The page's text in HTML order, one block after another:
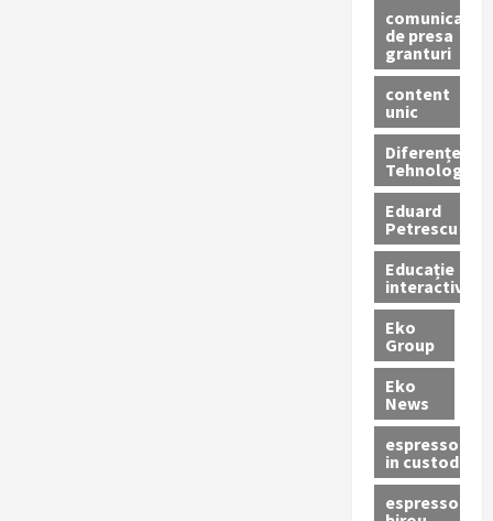
comunicate
de presa
granturi
content
unic
Diferențe
Tehnologice
Eduard
Petrescu
Educație
interactivă
Eko
Group
Eko
News
espressoare
in custodie
espressor